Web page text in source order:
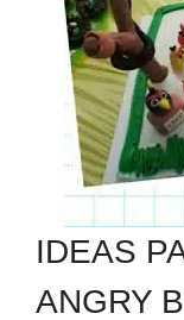
IDEAS
ANGRY